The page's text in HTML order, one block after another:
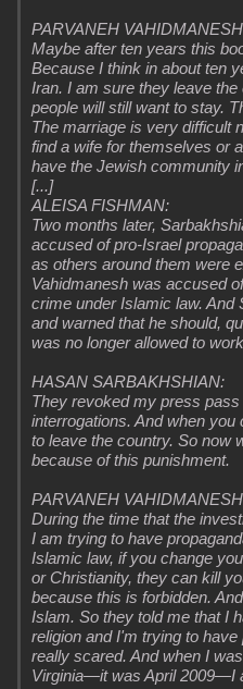
PARVANEH
Maybe after ten years this
Because I think in about ten
Iran. I am sure they leave
people will still want to stay.
The marriage is very difficult
find a wife for themselves or
have the Jewish community
[...]
ALEISA FISHMAN:
Two months later,
accused of pro-Israel
as others around them were
Vahidmanesh was accused
crime under Islamic law. And
and warned that he should,
was no longer allowed to
HASAN SARBAKHSHIAN:
They revoked my press
interrogations. And when
to leave the country. So now
because of this punishment.
PARVANEH
During the time that the
I am trying to have
Islamic law, if you change
or Christianity, they can kill
because this is forbidden.
Islam. So they told me that I
religion and I'm trying to
really scared. And when I
Virginia—it was April 2009—I